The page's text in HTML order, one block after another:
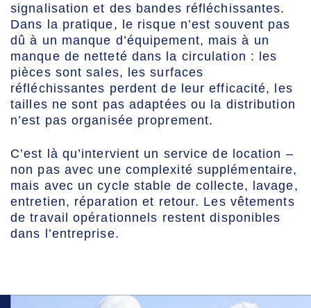
signalisation et des bandes réfléchissantes.
Dans la pratique, le risque n’est souvent pas
dû à un manque d’équipement, mais à un
manque de netteté dans la circulation : les
pièces sont sales, les surfaces
réfléchissantes perdent de leur efficacité, les
tailles ne sont pas adaptées ou la distribution
n’est pas organisée proprement.
C’est là qu’intervient un service de location –
non pas avec une complexité supplémentaire,
mais avec un cycle stable de collecte, lavage,
entretien, réparation et retour. Les vêtements
de travail opérationnels restent disponibles
dans l’entreprise.